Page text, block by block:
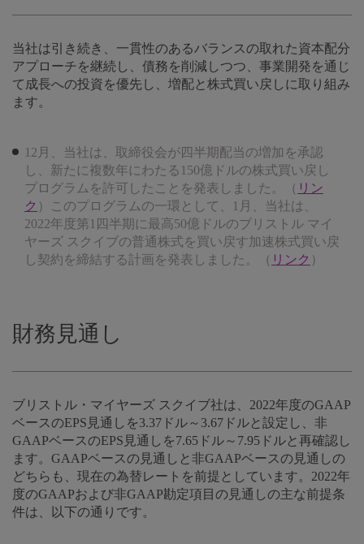
当社は引き続き、一貫性のあるバランスの取れた資本配分
アプローチを継続し、債務を削減しつつ、事業開発を通じ
て成長への投資を優先し、増配と株式買い戻しに取り組み
ます。
12月、当社は、取締役会が四半期配当の増加を承認
し、新たに複数年にわたる150億ドルの株式買い戻し
プログラムを許可したことを発表しました。（ リン
ク ）このプログラムの一環として、1月、当社は、
2022年度第1四半期に最高50億ドルのブリストル マイ
ヤーズ スクイブの普通株式を買い戻す加速株式買い戻
し契約を締結する計画を発表しました。（ リンク ）
財務見通し
ブリストル・マイヤーズ スクイブ社は、2022年度のGAAP
ベースのEPS見通しを3.37ドル～3.67ドルと設定し、非
GAAPベースのEPS見通しを7.65ドル～7.95ドルと再確認し
ます。GAAPベースの見通しと非GAAPベースの見通しの
どちらも、現在の為替レートを前提としています。2022年
度のGAAPおよび非GAAP勘定項目の見通しの主な前提条
件は、以下の通りです。